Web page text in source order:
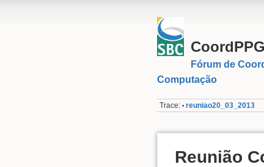
Fórum de
Computação
Trace: • reuniao20_03_2013
Reunião